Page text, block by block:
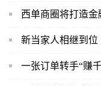
西单商圈将打造金
新当家人相继到
一张订单转手“赚